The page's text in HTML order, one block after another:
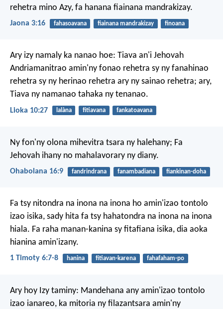
rehetra mino Azy, fa hanana fiainana mandrakizay.
Jaona 3:16 fahasoavana fiainana mandrakizay finoana
Ary izy namaly ka nanao hoe: Tiava an'i Jehovah
Andriamanitrao amin'ny fonao rehetra sy ny fanahinao
rehetra sy ny herinao rehetra ary ny sainao rehetra; ary,
Tiava ny namanao tahaka ny tenanao.
Lioka 10:27 lalàna fitiavana fankatoavana
Ny fon'ny olona mihevitra tsara ny halehany; Fa
Jehovah ihany no mahalavorary ny diany.
Ohabolana 16:9 fandrindrana fanambadiana fiankinan-doha
Fa tsy nitondra na inona na inona ho amin'izao tontolo
izao isika, sady hita fa tsy hahatondra na inona na inona
hiala. Fa raha manan-kanina sy fitafiana isika, dia aoka
hianina amin'izany.
1 Timoty 6:7-8 hanina fitiavan-karena fahafaham-po
Ary hoy Izy taminy: Mandehana any amin'izao tontolo
izao ianareo, ka mitoria ny filazantsara amin'ny